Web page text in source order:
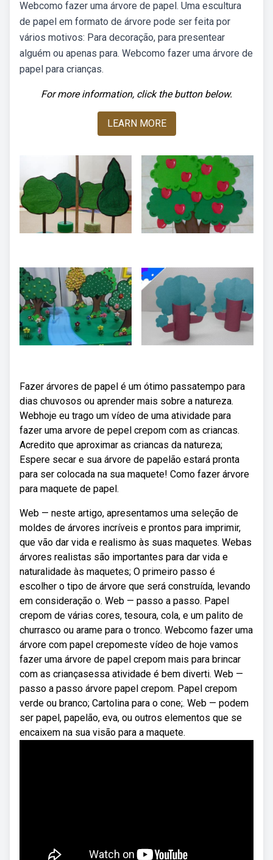
Webcomo fazer uma árvore de papel. Uma escultura
de papel em formato de árvore pode ser feita por
vários motivos: Para decoração, para presentear
alguém ou apenas para. Webcomo fazer uma árvore de
papel para crianças.
For more information, click the button below.
LEARN MORE
Fazer árvores de papel é um ótimo passatempo para
dias chuvosos ou aprender mais sobre a natureza.
Webhoje eu trago um vídeo de uma atividade para
fazer uma arvore de pepel crepom com as criancas.
Acredito que aproximar as criancas da natureza;
Espere secar e sua árvore de papelão estará pronta
para ser colocada na sua maquete! Como fazer árvore
para maquete de papel.
Web — neste artigo, apresentamos uma seleção de
moldes de árvores incríveis e prontos para imprimir,
que vão dar vida e realismo às suas maquetes. Webas
árvores realistas são importantes para dar vida e
naturalidade às maquetes; O primeiro passo é
escolher o tipo de árvore que será construída, levando
em consideração o. Web — passo a passo. Papel
crepom de várias cores, tesoura, cola, e um palito de
churrasco ou arame para o tronco. Webcomo fazer uma
árvore com papel crepomeste vídeo de hoje vamos
fazer uma árvore de papel crepom mais para brincar
com as criançasessa atividade é bem diverti. Web —
passo a passo árvore papel crepom. Papel crepom
verde ou branco; Cartolina para o cone;. Web — podem
ser papel, papelão, eva, ou outros elementos que se
encaixem na sua visão para a maquete.